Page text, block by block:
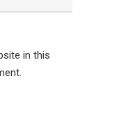
in this